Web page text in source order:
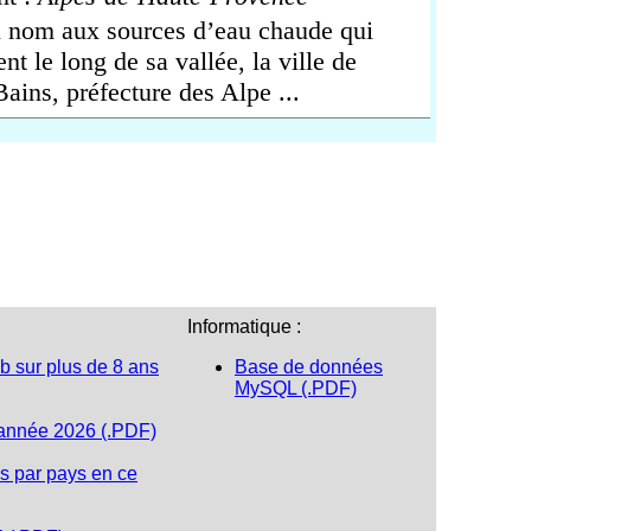
aux sources d’eau chaude qui
le long de sa vallée, la ville de
préfecture des Alpe ...
sur plus de 8 ans
2026 (.PDF)
par pays en ce
Informatique :
Base de données
MySQL (.PDF)